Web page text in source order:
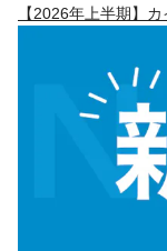
【2026年上半期】